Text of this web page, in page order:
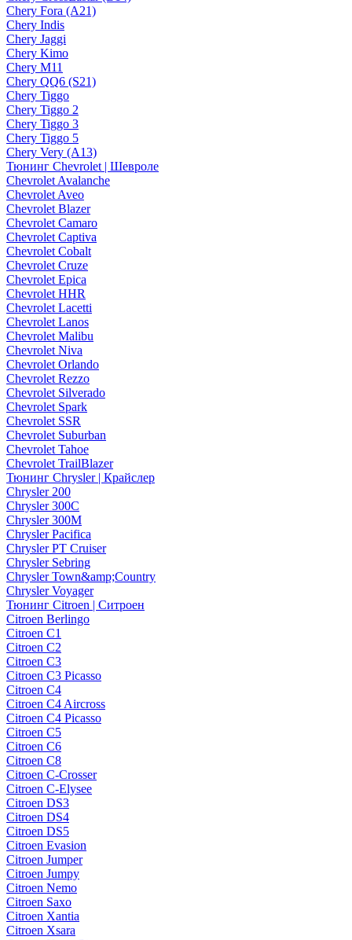
Chery Fora (A21)
Chery Indis
Chery Jaggi
Chery Kimo
Chery M11
Chery QQ6 (S21)
Chery Tiggo
Chery Tiggo 2
Chery Tiggo 3
Chery Tiggo 5
Chery Very (A13)
Тюнинг Chevrolet | Шевроле
Chevrolet Avalanche
Chevrolet Aveo
Chevrolet Blazer
Chevrolet Camaro
Chevrolet Captiva
Chevrolet Cobalt
Chevrolet Cruze
Chevrolet Epica
Chevrolet HHR
Chevrolet Lacetti
Chevrolet Lanos
Chevrolet Malibu
Chevrolet Niva
Chevrolet Orlando
Chevrolet Rezzo
Chevrolet Silverado
Chevrolet Spark
Chevrolet SSR
Chevrolet Suburban
Chevrolet Tahoe
Chevrolet TrailBlazer
Тюнинг Chrysler | Крайслер
Chrysler 200
Chrysler 300C
Chrysler 300M
Chrysler Pacifica
Chrysler PT Cruiser
Chrysler Sebring
Chrysler Town&amp;Country
Chrysler Voyager
Тюнинг Citroen | Ситроен
Citroen Berlingo
Citroen C1
Citroen C2
Citroen C3
Citroen C3 Picasso
Citroen C4
Citroen C4 Aircross
Citroen C4 Picasso
Citroen C5
Citroen C6
Citroen C8
Citroen C-Crosser
Citroen C-Elysee
Citroen DS3
Citroen DS4
Citroen DS5
Citroen Evasion
Citroen Jumper
Citroen Jumpy
Citroen Nemo
Citroen Saxo
Citroen Xantia
Citroen Xsara